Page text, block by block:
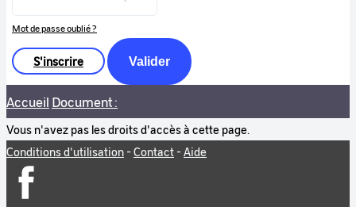
Mot de passe oublié ?
S'inscrire Valider
Accueil Document :
Vous n'avez pas les droits d'accès à cette page.
Conditions d'utilisation - Contact - Aide